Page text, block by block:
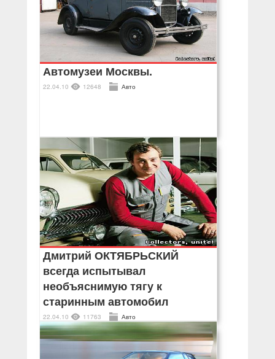
Автомузеи Москвы.
22.04.10 12648 Авто
Дмитрий ОКТЯБРЬСКИЙ
всегда испытывал
необъяснимую тягу к
старинным автомобил
22.04.10 11763 Авто